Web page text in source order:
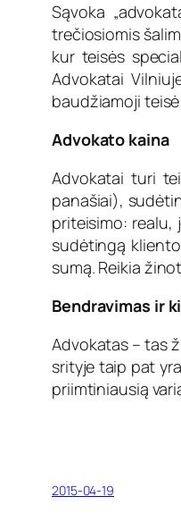
Sąvoka
trečiosiomis
kur teisės
Advokatai
baudžiamoji
Advokato kaina
Advokatai turi
panašiai),
priteisimo: realu,
sudėtingą
sumą. Reikia
Bendravimas ir
Advokatas – tas
srityje taip pat
priimtiniausią
2015-04-19